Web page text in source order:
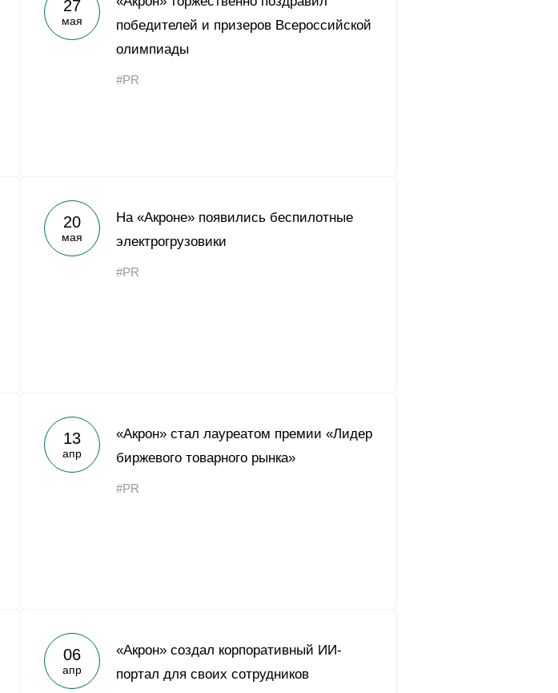
Yong Sheng Feng
Acron Argentina S.R.L
Acron Brasil Ltda.
27
мая
победителей и призеров Всероссийской
олимпиады
#PR
20
мая
На «Акроне» появились беспилотные
электрогрузовики
#PR
13
апр
«Акрон» стал лауреатом премии «Лидер
биржевого товарного рынка»
#PR
06
апр
«Акрон» создал корпоративный ИИ-
портал для своих сотрудников